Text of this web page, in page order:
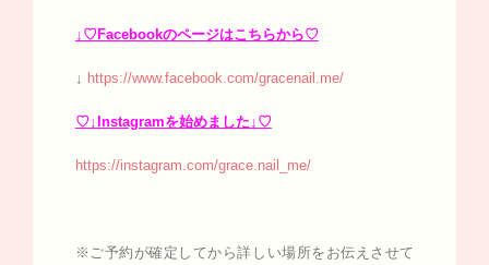
↓♡Facebookのページはこちらから♡
↓ https://www.facebook.com/gracenail.me/
♡↓Instagramを始めました↓♡
https://instagram.com/grace.nail_me/
※ご予約が確定してから詳しい場所をお伝えさせて